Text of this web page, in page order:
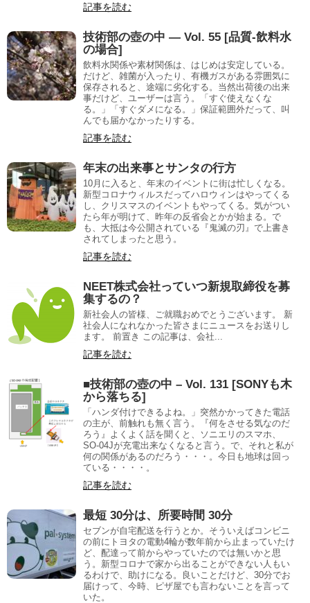
記事を読む
技術部の壺の中 — Vol. 55 [品質-飲料水
の場合]
飲料水関係や素材関係は、はじめは安定している。
だけど、雑菌が入ったり、有機ガスがある雰囲気に
保存されると、途端に劣化する。当然出荷後の出来
事だけど、ユーザーは言う。「すぐ使えなくな
る。」「すぐダメになる。」保証範囲外だって、叫
んでも届かなかったりする。
記事を読む
年末の出来事とサンタの行方
10月に入ると、年末のイベントに街は忙しくなる。
新型コロナウィルスだってハロウィンはやってくる
し、クリスマスのイベントもやってくる。気がつい
たら年が明けて、昨年の反省会とかが始まる。で
も、大抵は今公開されている『鬼滅の刃』で上書き
されてしまったと思う。
記事を読む
NEET株式会社っていつ新規取締役を募
集するの？
新社会人の皆様、ご就職おめでとうございます。 新
社会人になれなかった皆さまにニュースをお送りし
ます。 前置き この記事は、会社...
記事を読む
■技術部の壺の中 – Vol. 131 [SONYも木
から落ちる]
「ハンダ付けできるよね。」突然かかってきた電話
の主が、前触れも無く言う。『何をさせる気なのだ
ろう』よくよく話を聞くと、ソニエリのスマホ、
SO-04Jが充電出来なくなると言う。で、それと私が
何の関係があるのだろう・・・。今日も地球は回っ
ている・・・・。
記事を読む
最短 30分は、所要時間 30分
セブンが自宅配送を行うとか。そういえばコンビニ
の前にトヨタの電動4輪が数年前から止まっていたけ
ど、配達って前からやっていたのでは無いかと思
う。新型コロナで家から出ることができない人もい
るわけで、助けになる。良いことだけど、30分でお
届けって、今時、ピザ屋でも言わないことを言って
いた。